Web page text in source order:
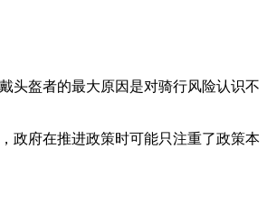
头盔者的最大原因是对骑行风险认识不
政府在推进政策时可能只注重了政策本